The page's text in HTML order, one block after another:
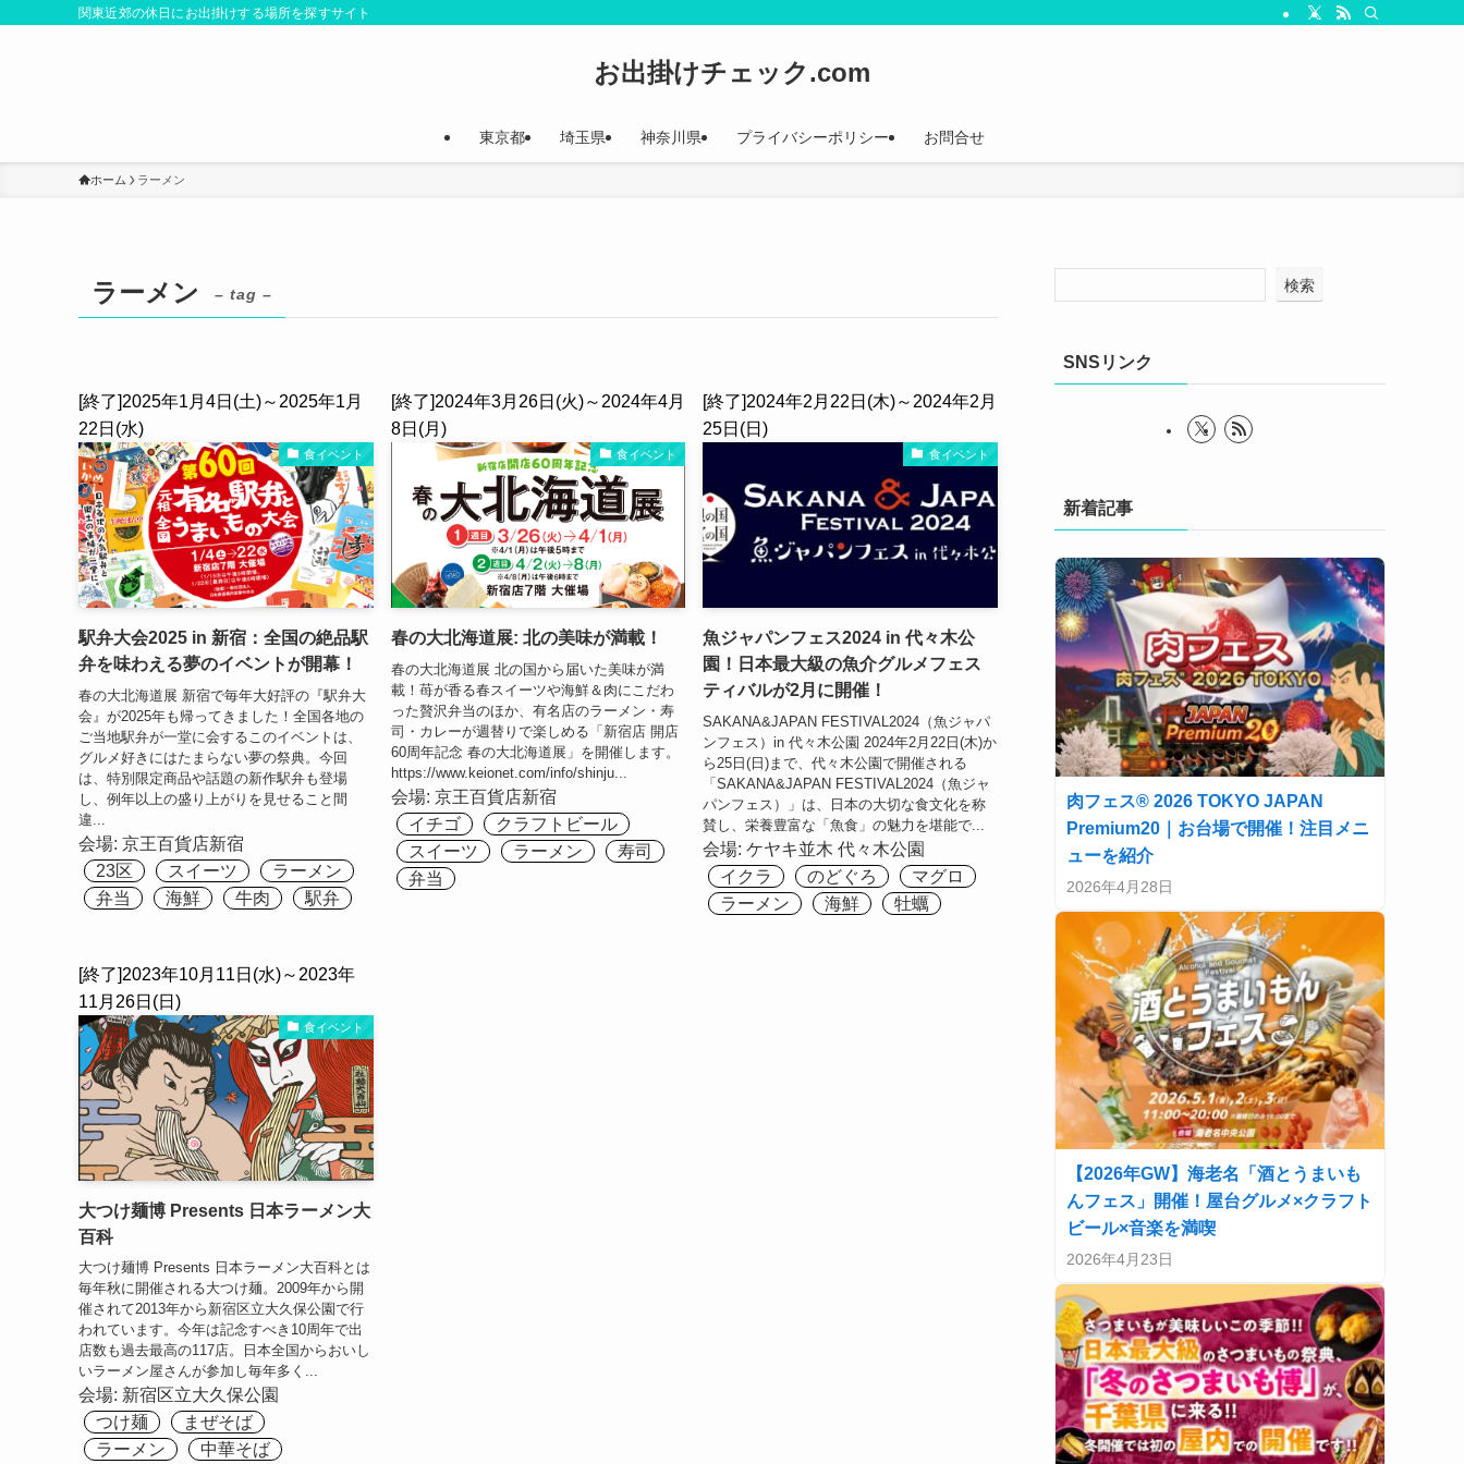
関東近郊の休日にお出掛けする場所を探すサイト
お出掛けチェック.com
東京都 埼玉県 神奈川県 プライバシーポリシー お問合せ
ホーム ラーメン
ラーメン – tag –
[終了]2025年1月4日(土)～2025年1月
22日(水)
食イベント
駅弁大会2025 in 新宿：全国の絶品駅
弁を味わえる夢のイベントが開幕！
春の大北海道展 新宿で毎年大好評の『駅弁大
会』が2025年も帰ってきました！全国各地の
ご当地駅弁が一堂に会するこのイベントは、
グルメ好きにはたまらない夢の祭典。今回
は、特別限定商品や話題の新作駅弁も登場
し、例年以上の盛り上がりを見せること間
違...
会場: 京王百貨店新宿
23区
スイーツ
ラーメン
弁当
海鮮 牛肉 駅弁
[終了]2024年3月26日(火)～2024年4月
8日(月)
食イベント
春の大北海道展: 北の美味が満載！
春の大北海道展 北の国から届いた美味が満
載！苺が香る春スイーツや海鮮＆肉にこだわ
った贅沢弁当のほか、有名店のラーメン・寿
司・カレーが週替りで楽しめる「新宿店 開店
60周年記念 春の大北海道展」を開催します。
https://www.keionet.com/info/shinju...
会場: 京王百貨店新宿
イチゴ
クラフトビール
スイーツ
ラーメン
寿司
弁当
[終了]2024年2月22日(木)～2024年2月
25日(日)
食イベント
魚ジャパンフェス2024 in 代々木公
園！日本最大級の魚介グルメフェス
ティバルが2月に開催！
SAKANA&JAPAN FESTIVAL2024（魚ジャパ
ンフェス）in 代々木公園 2024年2月22日(木)か
ら25日(日)まで、代々木公園で開催される
「SAKANA&JAPAN FESTIVAL2024（魚ジャ
パンフェス）」は、日本の大切な食文化を称
賛し、栄養豊富な「魚食」の魅力を堪能で...
会場: ケヤキ並木 代々木公園
イクラ
のどぐろ
マグロ
ラーメン
海鮮 牡蠣
[終了]2023年10月11日(水)～2023年
11月26日(日)
食イベント
大つけ麺博 Presents 日本ラーメン大
百科
大つけ麺博 Presents 日本ラーメン大百科とは
毎年秋に開催される大つけ麺。2009年から開
催されて2013年から新宿区立大久保公園で行
われています。今年は記念すべき10周年で出
店数も過去最高の117店。日本全国からおいし
いラーメン屋さんが参加し毎年多く...
会場: 新宿区立大久保公園
つけ麺
まぜそば
ラーメン
中華そば
検索
SNSリンク
新着記事
肉フェス® 2026 TOKYO JAPAN
Premium20｜お台場で開催！注目メニ
ューを紹介
2026年4月28日
【2026年GW】海老名「酒とうまいも
んフェス」開催！屋台グルメ×クラフト
ビール×音楽を満喫
2026年4月23日